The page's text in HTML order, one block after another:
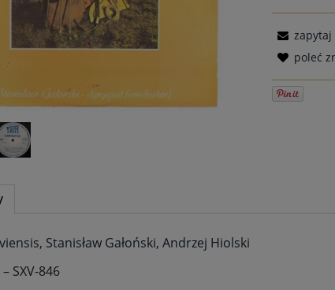
zapytaj
poleć
Stanisław Gałoński, Andrzej Hiolski
SXV-846